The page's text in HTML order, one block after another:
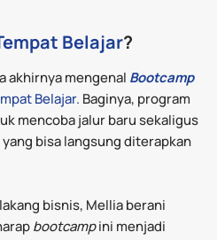
Belajar?
akhirnya mengenal Bootcamp
Belajar. Baginya, program
mencoba jalur baru sekaligus
bisa langsung diterapkan
bisnis, Mellia berani
bootcampini menjadi